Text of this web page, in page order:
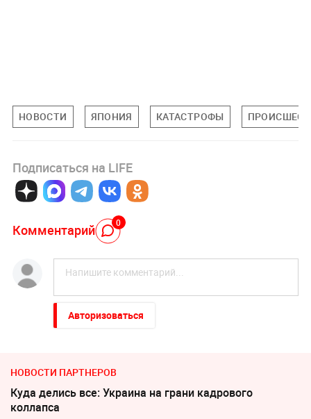
НОВОСТИ ЯПОНИЯ КАТАСТРОФЫ
Подписаться на LIFE
Комментарий 0
Авторизоваться
НОВОСТИ ПАРТНЕРОВ
Куда делись все: Украина на грани кадрового
коллапса